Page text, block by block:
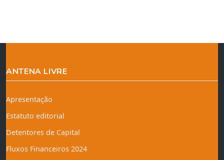
ANTENA LIVRE
Apresentação
Estatuto editorial
Detentores de Capital
Fluxos Financeiros 2024